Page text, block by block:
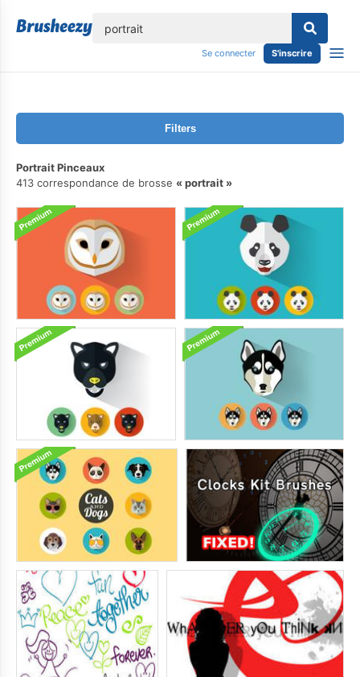
Se connecter S'inscrire
Filters
Portrait Pinceaux
413 correspondance de brosse
portrait